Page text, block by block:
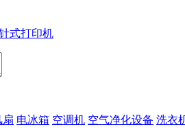
式打印机
扇 电冰箱 空调机 空气净化设备 洗衣